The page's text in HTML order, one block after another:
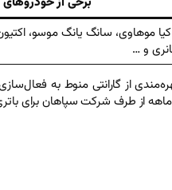
د
باتری است. بهره‌مندی از گارانتی